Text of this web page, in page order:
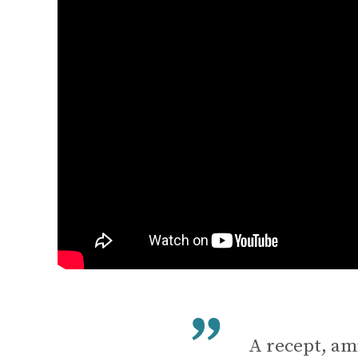
A recept,